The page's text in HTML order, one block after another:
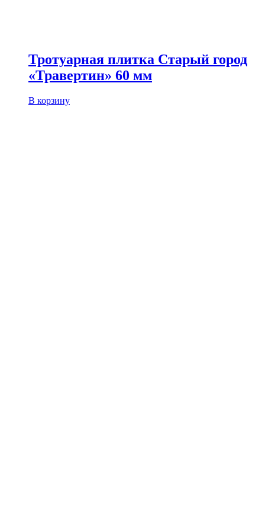
Тротуарная плитка Старый город
«Травертин» 60 мм
В корзину